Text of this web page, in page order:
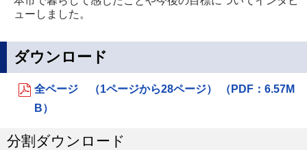
ューしました。
ダウンロード
全ページ （1ページから28ページ） （PDF：6.57M
B）
分割ダウンロード